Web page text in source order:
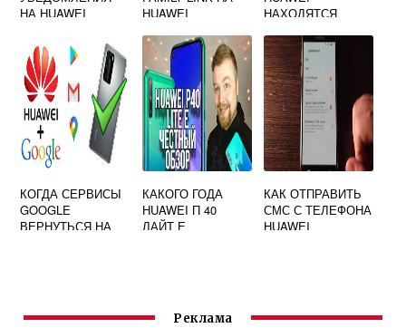
НА HUAWEI
HUAWEI
НАХОДЯТСЯ
КОГДА СЕРВИСЫ
GOOGLE
ВЕРНУТЬСЯ НА
КАКОГО ГОДА
HUAWEI П 40
ЛАЙТ Е
КАК ОТПРАВИТЬ
СМС С ТЕЛЕФОНА
HUAWEI
Реклама